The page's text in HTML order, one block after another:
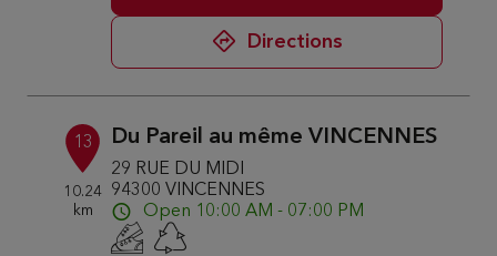
Directions
13
10.24
km
Du Pareil au même VINCENNES
29 RUE DU MIDI
94300 VINCENNES
Open 10:00 AM - 07:00 PM